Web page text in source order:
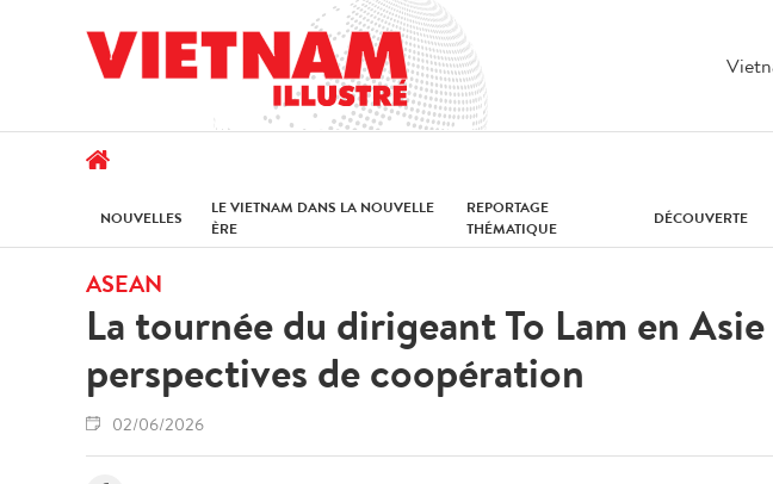
NOUVELLES
LE VIETNAM DANS LA NOUVELLE
ÈRE
REPORTAGE
THÉMATIQUE
DÉCOUVERTE
ASEAN
La tournée du dirigeant To Lam en
perspectives de coopération
02/06/2026